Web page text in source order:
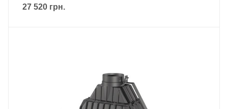
27 520 грн.